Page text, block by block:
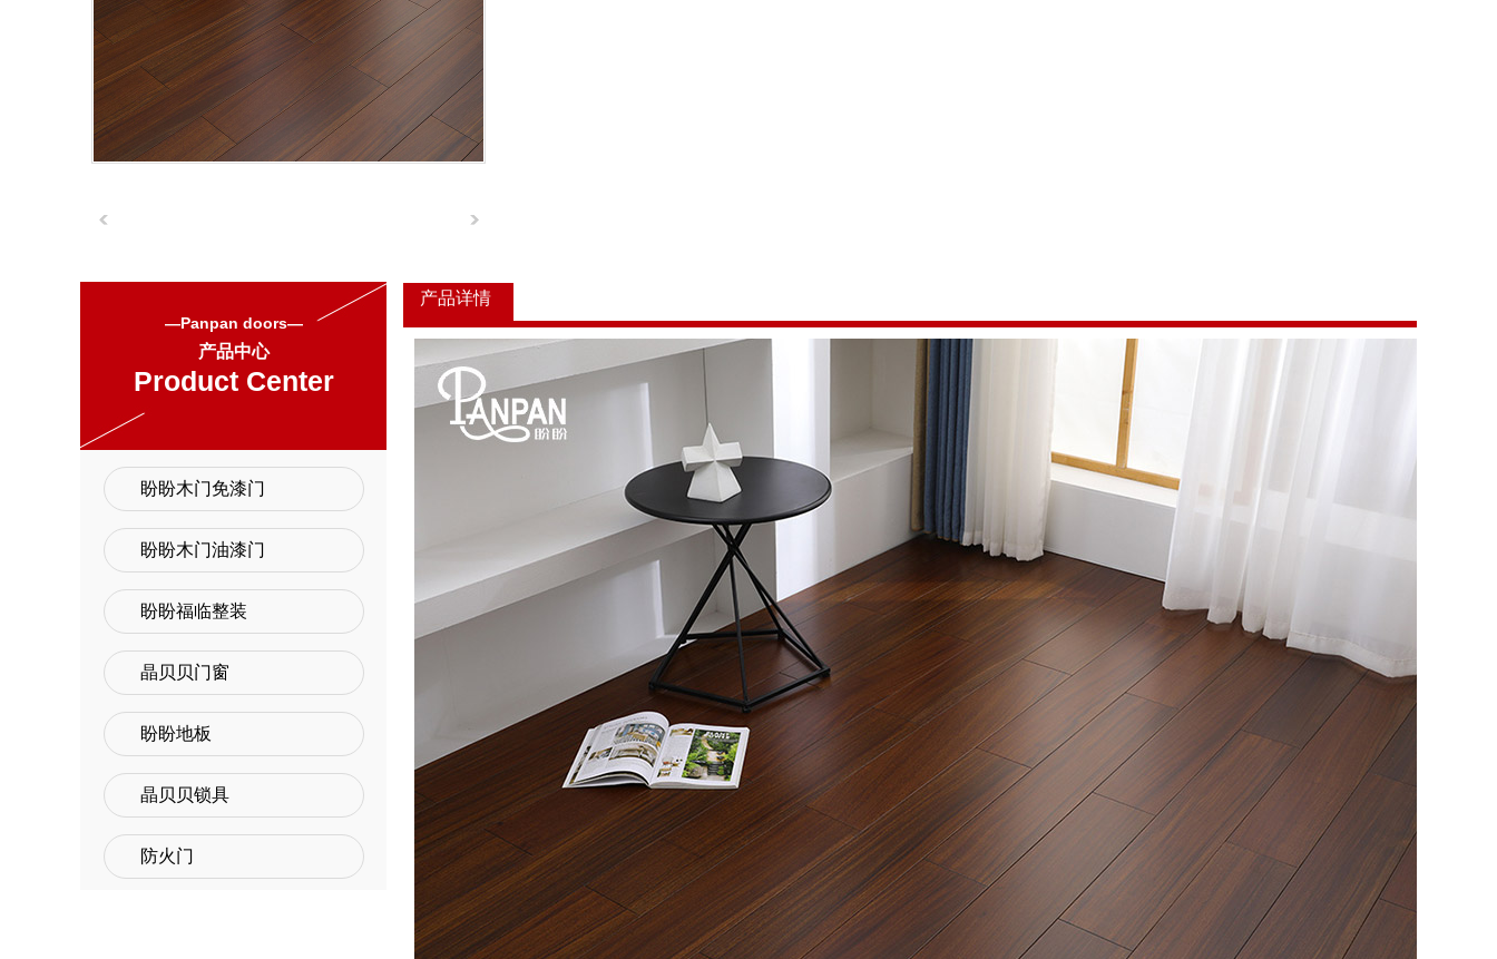
—Panpan doors—
产品中心
Product Center
盼盼木门免漆门
盼盼木门油漆门
盼盼福临整装
晶贝贝门窗
盼盼地板
晶贝贝锁具
防火门
产品详情